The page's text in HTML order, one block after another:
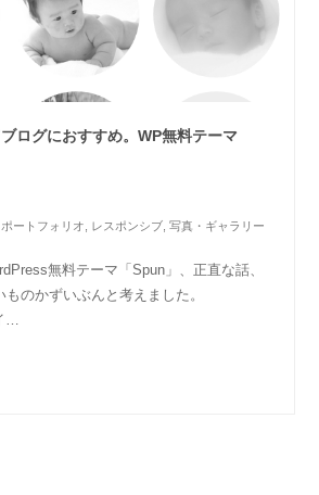
ログにおすすめ。WP無料テーマ
ポートフォリオ レスポンシブ ,写真・ギャラリー
無料テーマ「Spun」、正直な話、
のかずいぶんと考えました。
…